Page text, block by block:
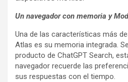
Un navegador con memoria y
Una de las características más
Atlas es su memoria integrada.
producto de ChatGPT Search,
navegador recuerde las
sus respuestas con el tiempo.